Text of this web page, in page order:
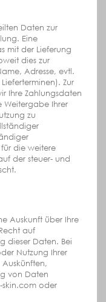
Daten zur
Eine
mit der Lieferung
dies zur
Adresse, evtl.
Zur
Ihre Zahlungsdaten
Weitergabe Ihrer
zu
die weitere
der steuer- und
Auskunft über Ihre
auf
dieser Daten. Bei
Nutzung Ihrer
von Daten
oder